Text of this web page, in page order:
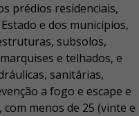
prédios residenciais,
e dos municípios,
subsolos,
e telhados, e
sanitárias,
a fogo e escape e
menos de 25 (vinte e